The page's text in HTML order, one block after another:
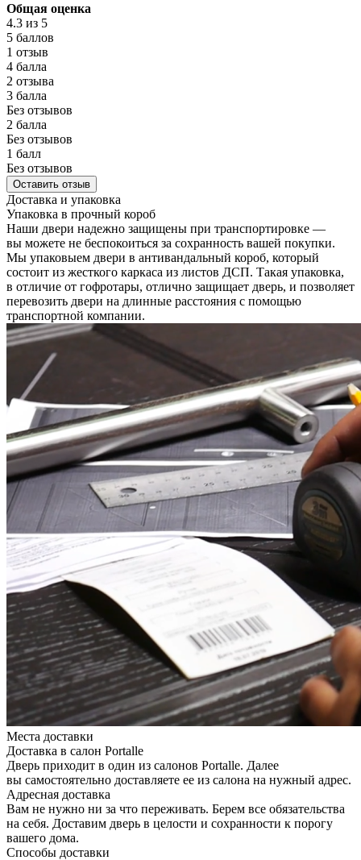
Общая оценка
4.3 из 5
5 баллов
1 отзыв
4 балла
2 отзыва
3 балла
Без отзывов
2 балла
Без отзывов
1 балл
Без отзывов
Оставить отзыв
Доставка и упаковка
Упаковка в прочный короб
Наши двери надежно защищены при транспортировке —
вы можете не беспокоиться за сохранность вашей покупки.
Мы упаковыем двери в антивандальный короб, который
состоит из жесткого каркаса из листов ДСП. Такая упаковка,
в отличие от гофротары, отлично защищает дверь, и позволяет
перевозить двери на длинные расстояния с помощью
транспортной компании.
Места доставки
Доставка в салон Portalle
Дверь приходит в один из салонов Portalle. Далее
вы самостоятельно доставляете ее из салона на нужный адрес.
Адресная доставка
Вам не нужно ни за что переживать. Берем все обязательства
на себя. Доставим дверь в целости и сохранности к порогу
вашего дома.
Способы доставки